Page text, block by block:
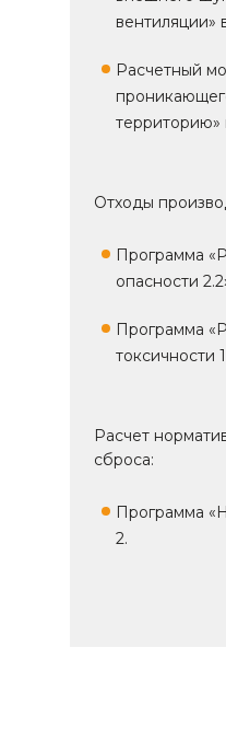
вентиляции»
Расчетный
территорию»
Отходы
Программа
опасности
Программа
токсичности
Расчет
сброса:
Программа
2.